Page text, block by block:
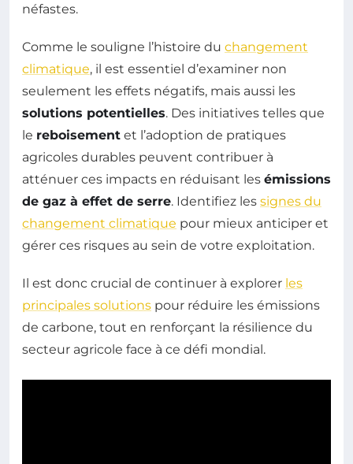
néfastes.
Comme le souligne l’histoire du changement
climatique, il est essentiel d’examiner non
seulement les effets négatifs, mais aussi les
solutions potentielles. Des initiatives telles que
le reboisement et l’adoption de pratiques
agricoles durables peuvent contribuer à
atténuer ces impacts en réduisant les émissions
de gaz à effet de serre. Identifiez les signes du
changement climatique pour mieux anticiper et
gérer ces risques au sein de votre exploitation.
Il est donc crucial de continuer à explorer les
principales solutions pour réduire les émissions
de carbone, tout en renforçant la résilience du
secteur agricole face à ce défi mondial.